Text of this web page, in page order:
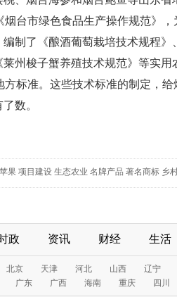
台市绿色食品生产操作规范》，
制了《酿酒葡萄栽培技术规程》
州梭子蟹养殖技术规范》等实用
标准。这些技术标准的制定，
数。
果 项目建设 生态农业 名牌产品 著名商标 乡
政 资讯 财经 生活
北京 天津 河北 山西 辽宁
广东 广西 海南 重庆 四川